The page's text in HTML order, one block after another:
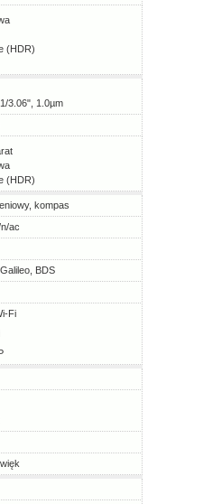
(HDR)
3.06", 1.0µm
(HDR)
kompas
ac
BDS
Fi